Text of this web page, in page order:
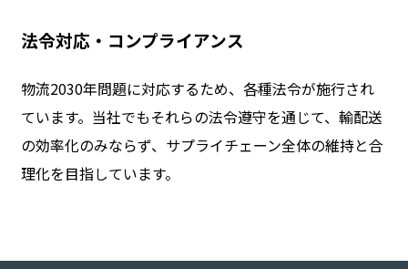
法令対応・コンプライアンス
物流2030年問題に対応するため、各種法令が施行され
ています。当社でもそれらの法令遵守を通じて、輸配送
の効率化のみならず、サプライチェーン全体の維持と合
理化を目指しています。